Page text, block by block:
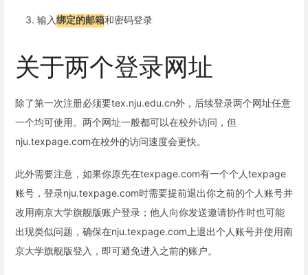
输入绑定的邮箱和密码登录
关于两个登录网址
除了第一次注册必须要tex.nju.edu.cn外，后续登录两个网址任意
一个均可使用。两个网址一般都可以在校外访问，但
nju.texpage.com在校外的访问速度会更快。
此外需要注意，如果你原先在texpage.com有一个个人texpage
账号，登录nju.texpage.com时需要提前退出你之前的个人账号并
改用南京大学旗舰版账户登录；他人向你发送邀请协作时也可能
出现类似问题，确保在nju.texpage.com上退出个人账号并使用南
京大学旗舰版登入，即可避免进入之前的账户。